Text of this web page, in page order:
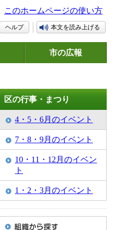
このホームページの使い方
ヘルプ 本文を読み上げる
市の広報
区の行事・まつり
4・5・6月のイベント
7・8・9月のイベント
10・11・12月のイベン
ト
1・2・3月のイベント